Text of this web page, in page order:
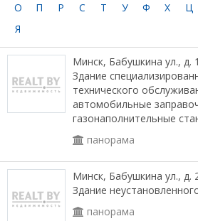
О
П Р С Т У Ф Х Ц
Я
Минск, Бабушкина ул., д. 1
Здание
технического
автомобильные
газонаполнительные
панорама
Минск, Бабушкина ул., д.
Здание
панорама